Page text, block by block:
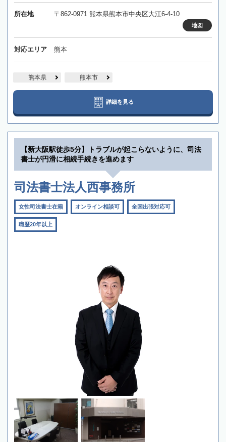
所在地 〒862-0971 熊本県熊本市中央区大江6-4-10
地図
対応エリア 熊本
熊本県 熊本市
詳細を見る
【新大阪駅徒歩5分】トラブルが起こらないように、司法
書士が円滑に相続手続きを進めます
司法書士法人西事務所
女性司法書士在籍 オンライン相談可 全国出張対応可
職歴20年以上